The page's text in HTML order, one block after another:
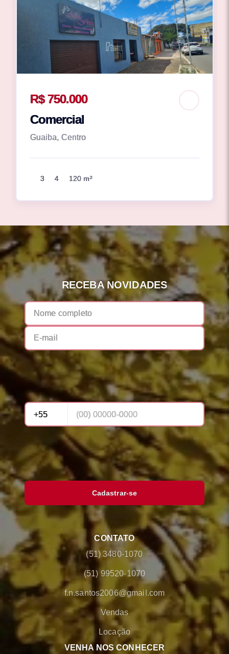
R$ 750.000
Comercial
Guaiba, Centro
3 4 120 m²
RECEBA NOVIDADES
Cadastrar-se
CONTATO
(51) 3480-1070
(51) 99520-1070
f.n.santos2006@gmail.com
Vendas
Locação
VENHA NOS CONHECER